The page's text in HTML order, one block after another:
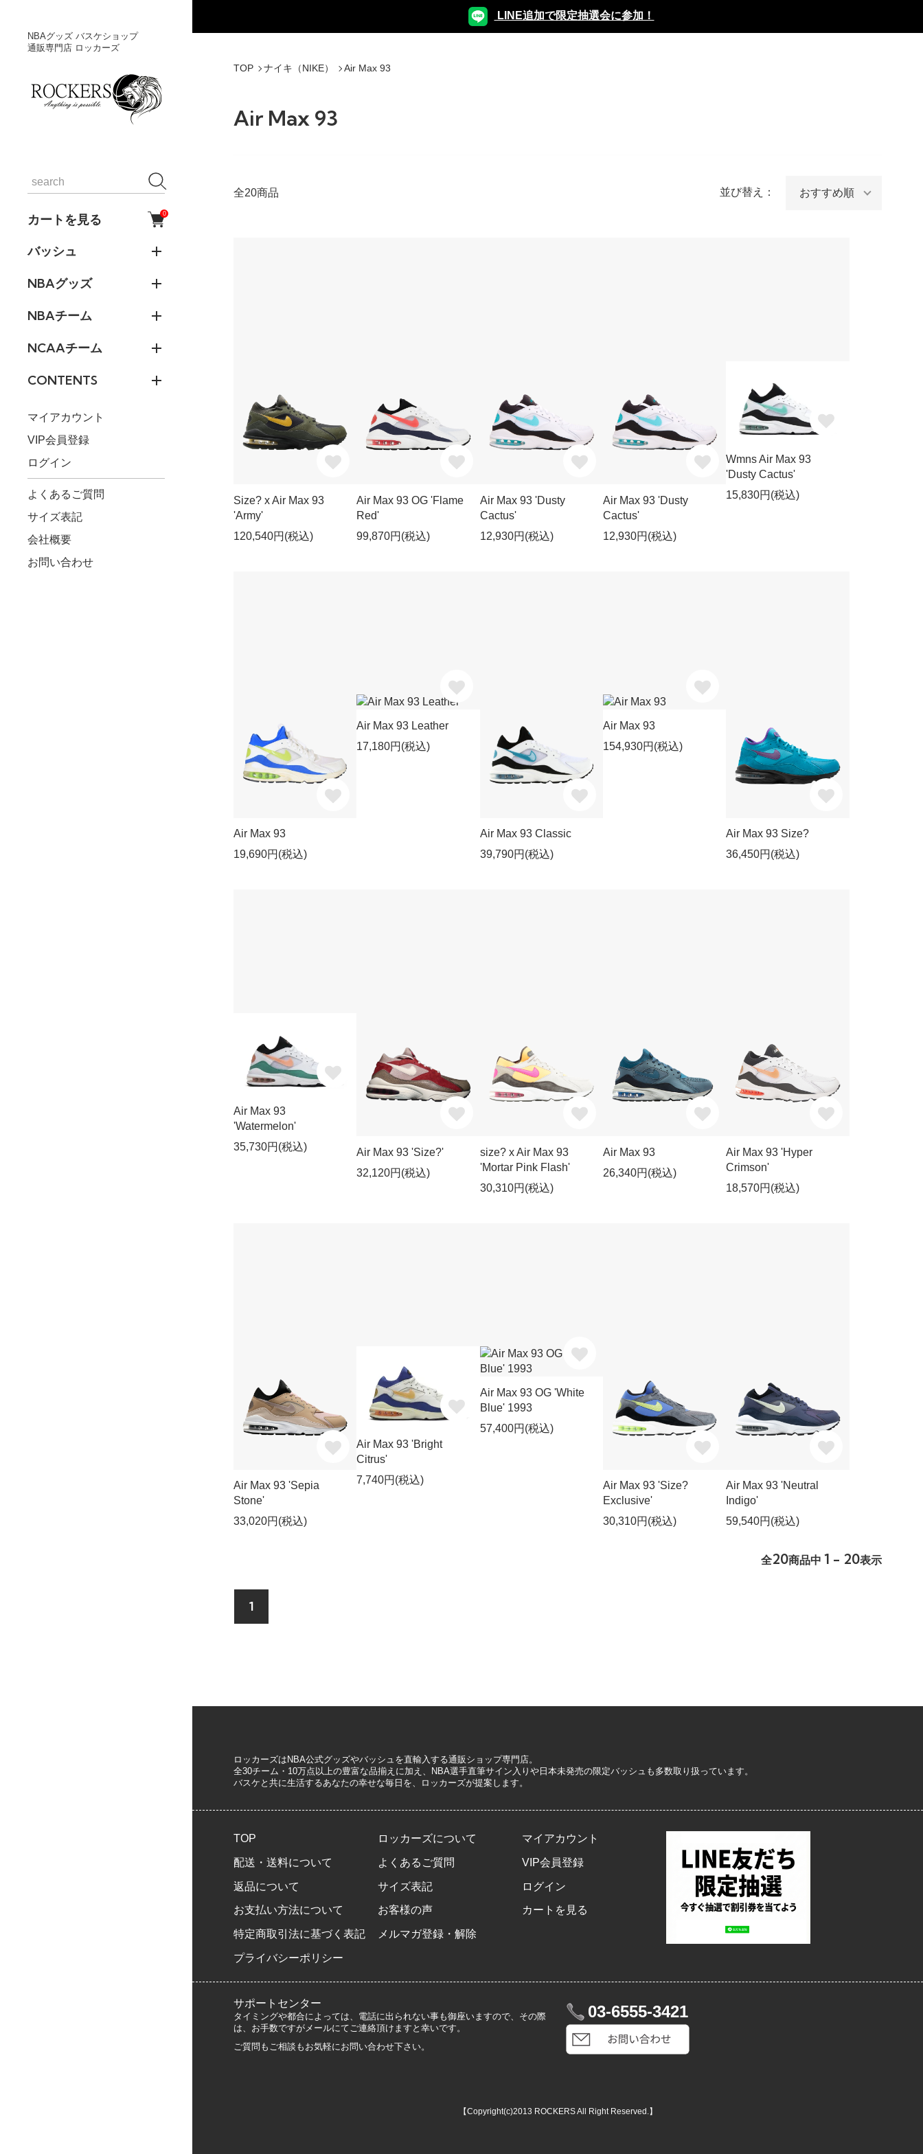
NBAグッズ バスケショップ
通販専門店 ロッカーズ
カートを見る 0
バッシュ
NBAグッズ
NBAチーム
NCAAチーム
CONTENTS
マイアカウント
VIP会員登録
ログイン
よくあるご質問
サイズ表記
会社概要
お問い合わせ
LINE追加で限定抽選会に参加！
TOP ナイキ（NIKE） Air Max 93
Air Max 93
全20商品 並び替え：
Size? x Air Max 93
'Army'
120,540円(税込)
Air Max 93 OG 'Flame
Red'
99,870円(税込)
Air Max 93 'Dusty
Cactus'
12,930円(税込)
Air Max 93 'Dusty
Cactus'
12,930円(税込)
Wmns Air Max 93
'Dusty Cactus'
15,830円(税込)
Air Max 93
19,690円(税込)
Air Max 93 Leather
17,180円(税込)
Air Max 93 Classic
39,790円(税込)
Air Max 93
154,930円(税込)
Air Max 93 Size?
36,450円(税込)
Air Max 93
'Watermelon'
35,730円(税込)
Air Max 93 'Size?'
32,120円(税込)
size? x Air Max 93
'Mortar Pink Flash'
30,310円(税込)
Air Max 93
26,340円(税込)
Air Max 93 'Hyper
Crimson'
18,570円(税込)
Air Max 93 'Sepia
Stone'
33,020円(税込)
Air Max 93 'Bright
Citrus'
7,740円(税込)
Air Max 93 OG 'White
Blue' 1993
57,400円(税込)
Air Max 93 'Size?
Exclusive'
30,310円(税込)
Air Max 93 'Neutral
Indigo'
59,540円(税込)
全20商品中 1 - 20表示
1
ロッカーズはNBA公式グッズやバッシュを直輸入する通販ショップ専門店。
全30チーム・10万点以上の豊富な品揃えに加え、NBA選手直筆サイン入りや日本未発売の限定バッシュも多数取り扱っています。
バスケと共に生活するあなたの幸せな毎日を、ロッカーズが提案します。
TOP
配送・送料について
返品について
お支払い方法について
特定商取引法に基づく表記
プライバシーポリシー
ロッカーズについて
よくあるご質問
サイズ表記
お客様の声
メルマガ登録・解除
マイアカウント
VIP会員登録
ログイン
カートを見る
サポートセンター
タイミングや都合によっては、電話に出られない事も御座いますので、その際
は、お手数ですがメールにてご連絡頂けますと幸いです。
ご質問もご相談もお気軽にお問い合わせ下さい。
03-6555-3421
【Copyright(c)2013 ROCKERS All Right Reserved.】